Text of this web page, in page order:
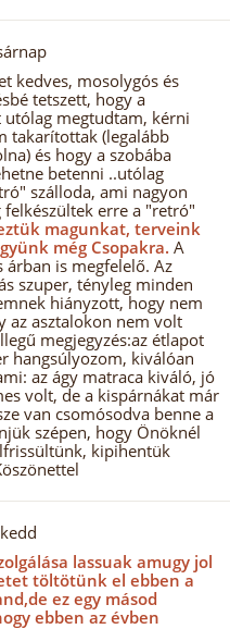
kedves, mosolygós és
tetszett, hogy a
megtudtam, kérni
takarítottak (legalább
és hogy a szobába
betenni ..utólag
szálloda, ami nagyon
erre a "retró"
magunkat, terveink
még Csopakra. A
is megfelelő. Az
szuper, tényleg minden
hiányzott, hogy nem
az asztalokon nem volt
megjegyzés:az étlapot
hangsúlyozom, kiválóan
az ágy matraca kiváló, jó
volt, de a kispárnákat már
van csomósodva benne a
szépen, hogy Önöknél
kipihentük
lassuak amugy jol
töltötünk el ebben a
ez egy másod
ebben az évben